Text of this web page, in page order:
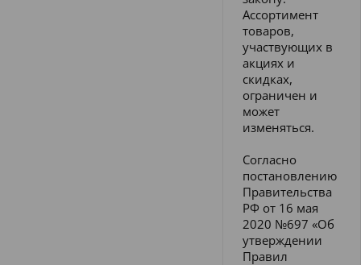
Ассортимент
товаров,
участвующих в
акциях и
скидках,
ограничен и
может
изменяться.
Согласно
постановлению
Правительства
РФ от 16 мая
2020 №697 «Об
утверждении
Правил